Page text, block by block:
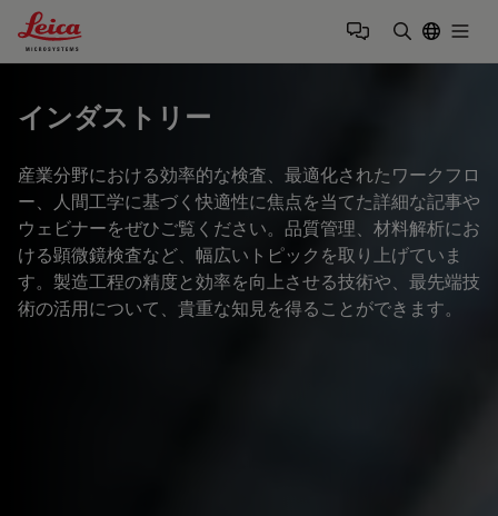
Leica Microsystems Logo
インダストリー
産業分野における効率的な検査、最適化されたワークフロ
ー、人間工学に基づく快適性に焦点を当てた詳細な記事や
ウェビナーをぜひご覧ください。品質管理、材料解析にお
ける顕微鏡検査など、幅広いトピックを取り上げていま
す。製造工程の精度と効率を向上させる技術や、最先端技
術の活用について、貴重な知見を得ることができます。